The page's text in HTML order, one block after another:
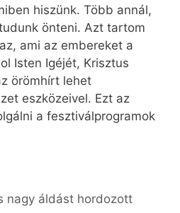
hiszünk. Több annál,
önteni. Azt tartom
ami az embereket a
Isten Igéjét, Krisztus
örömhírt lehet
eszközeivel. Ezt az
a fesztiválprogramok
nagy áldást hordozott